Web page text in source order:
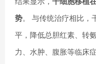
势。 与传统治疗相比，
平，降低总胆红素、转
力、水肿、腹胀等临床